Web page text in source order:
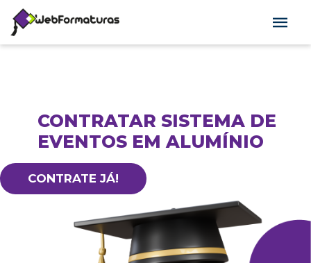
CONTRATAR SISTEMA DE
EVENTOS EM ALUMÍNIO
CONTRATE JÁ!